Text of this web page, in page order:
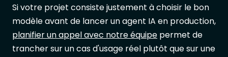
Si votre projet consiste justement à choisir le bon
modèle avant de lancer un agent IA en production,
planifier un appel avec notre équipe permet de
trancher sur un cas d'usage réel plutôt que sur une